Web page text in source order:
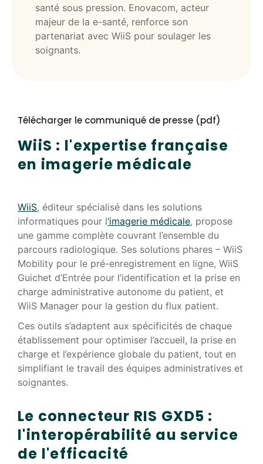
santé sous pression. Enovacom, acteur
majeur de la e-santé, renforce son
partenariat avec WiiS pour soulager les
soignants.
Télécharger le communiqué de presse (pdf)
WiiS : l'expertise française
en imagerie médicale
WiiS, éditeur spécialisé dans les solutions
informatiques pour l‘imagerie médicale, propose
une gamme complète couvrant l’ensemble du
parcours radiologique. Ses solutions phares – WiiS
Mobility pour le pré-enregistrement en ligne, WiiS
Guichet d’Entrée pour l’identification et la prise en
charge administrative autonome du patient, et
WiiS Manager pour la gestion du flux patient.
Ces outils s’adaptent aux spécificités de chaque
établissement pour optimiser l’accueil, la prise en
charge et l’expérience globale du patient, tout en
simplifiant le travail des équipes administratives et
soignantes.
Le connecteur RIS GXD5 :
l'interopérabilité au service
de l'efficacité